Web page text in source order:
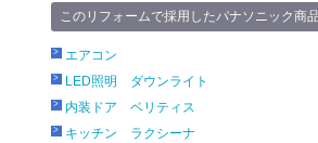
このリフォームで採用したパナソニック商品
エアコン
LED照明 ダウンライト
内装ドア ベリティス
キッチン ラクシーナ